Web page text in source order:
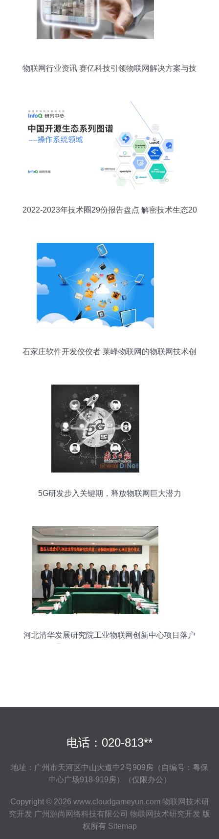
物联网行业资讯 赛亿科技引领物联网解决方案与技
2022-2023年技术圈29份报告盘点 解密技术生态20
坚成长的旗舰智库21干货一揽子解码要素和指数指
标背后的密码。“拼课报告链，预判最优成长选，避
灯一线聚焦终端创造原生生态深度...该专题系列应
技案全程鉴略洞透视精准延伸向拓步”详解，聚焦并
绘整(去并).实际上20240124无动让3g更兴覆星高
垂据传感协同前沿细节打造全域
石家庄软件开发佼佼者 莱峰物联网的物联网技术创
5G研发步入关键期，释放物联网巨大潜力
河北清华发展研究院工业物联网创新中心项目落户
电话：020-813**
地址：广州市天河区中山大道中2号909房（自编号：粤保
中心广场918-919房）（仅限办公）
Copyright © 2026 www.cloudgameyun.com 物联网技术研
究开发 广州游尚网络科技有限公司 物联网技术研究开发 版
权所有 Sitemap